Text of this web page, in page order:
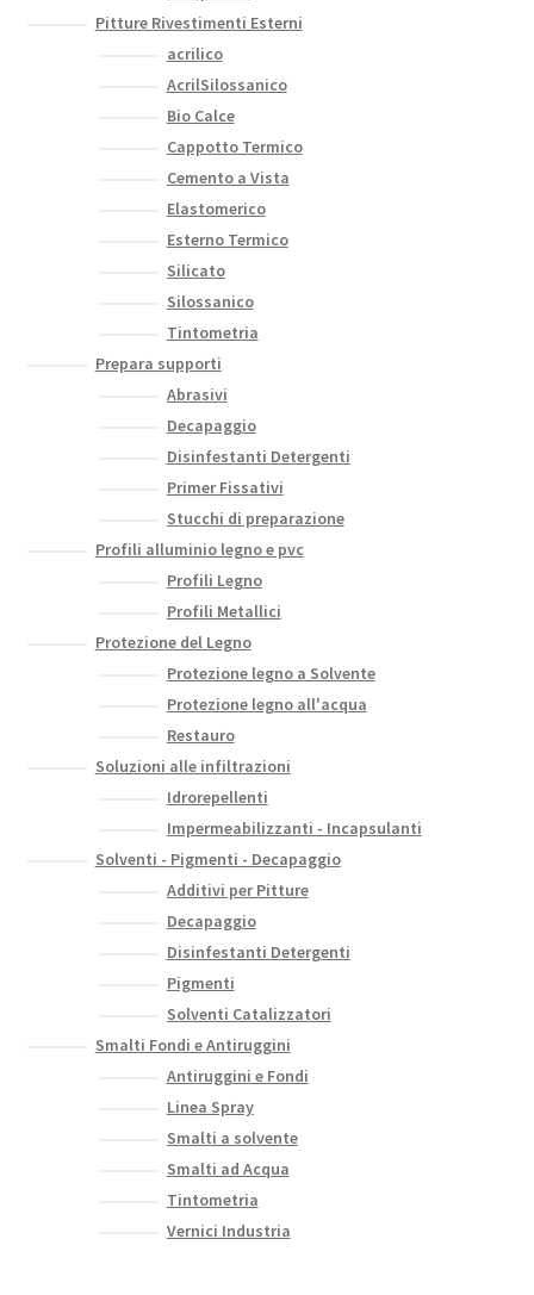
Pitture Rivestimenti Esterni
acrilico
AcrilSilossanico
Bio Calce
Cappotto Termico
Cemento a Vista
Elastomerico
Esterno Termico
Silicato
Silossanico
Tintometria
Prepara supporti
Abrasivi
Decapaggio
Disinfestanti Detergenti
Primer Fissativi
Stucchi di preparazione
Profili alluminio legno e pvc
Profili Legno
Profili Metallici
Protezione del Legno
Protezione legno a Solvente
Protezione legno all'acqua
Restauro
Soluzioni alle infiltrazioni
Idrorepellenti
Impermeabilizzanti - Incapsulanti
Solventi - Pigmenti - Decapaggio
Additivi per Pitture
Decapaggio
Disinfestanti Detergenti
Pigmenti
Solventi Catalizzatori
Smalti Fondi e Antiruggini
Antiruggini e Fondi
Linea Spray
Smalti a solvente
Smalti ad Acqua
Tintometria
Vernici Industria